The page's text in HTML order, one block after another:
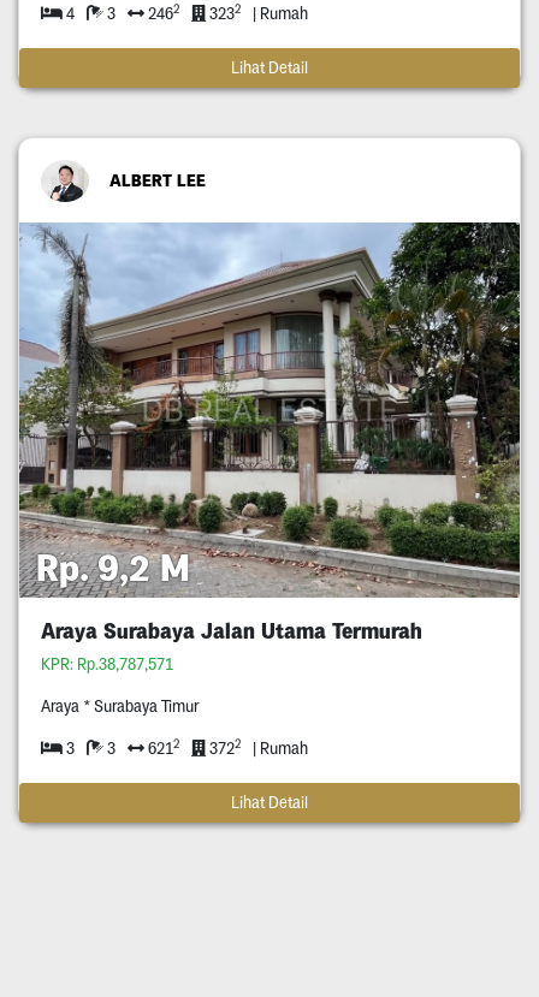
4 3 2462 3232 | Rumah
Lihat Detail
ALBERT LEE
Rp. 9,2 M
Araya Surabaya Jalan Utama Termurah
KPR: Rp.38,787,571
Araya * Surabaya Timur
3 3 6212 3722 | Rumah
Lihat Detail